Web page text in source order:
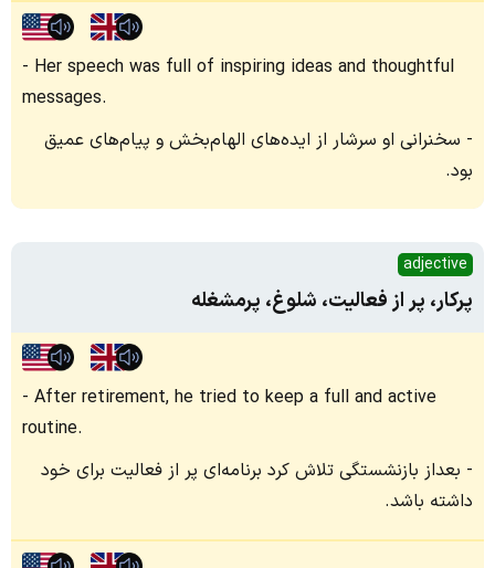
Her speech was full of inspiring ideas and thoughtful
messages.
سخنرانی او سرشار از ایده‌های الهام‌بخش و پیام‌های عمیق
بود.
adjective
پرکار، پر از فعالیت، شلوغ، پرمشغله
After retirement, he tried to keep a full and active
routine.
بعداز بازنشستگی تلاش کرد برنامه‌ای پر از فعالیت برای خود
داشته باشد.